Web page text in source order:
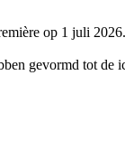
op 1 juli 2026.
gevormd tot